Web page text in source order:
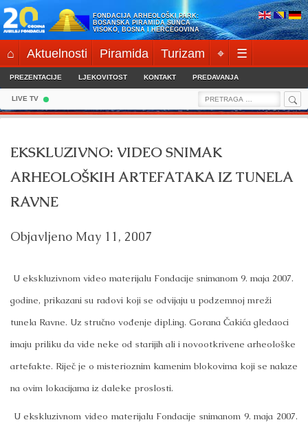
Skip
to
content
FONDACIJA ARHEOLOŠKI PARK:
BOSANSKA PIRAMIDA SUNCA
VISOKO, BOSNA I HERCEGOVINA
⌂ Aktuelnosti Piramida Turizam ⌖ ☰
PREZENTACIJE LJEKOVITOST KONTAKT PREDAVANJA
LIVE TV
Search
for:
EKSKLUZIVNO: VIDEO SNIMAK
ARHEOLOŠKIH ARTEFATAKA IZ TUNELA
RAVNE
Objavljeno May 11, 2007
U ekskluzivnom video materijalu Fondacije snimanom 9. maja 2007.
godine, prikazani su radovi koji se odvijaju u podzemnoj mreži
tunela Ravne. Uz stručno vođenje dipl.ing. Gorana Čakića gledaoci
imaju priliku da vide neke od starijih ali i novootkrivene arheološke
artefakte. Riječ je o misterioznim kamenim blokovima koji se nalaze
na ovim lokacijama iz daleke proslosti.
U ekskluzivnom video materijalu Fondacije snimanom 9. maja 2007.